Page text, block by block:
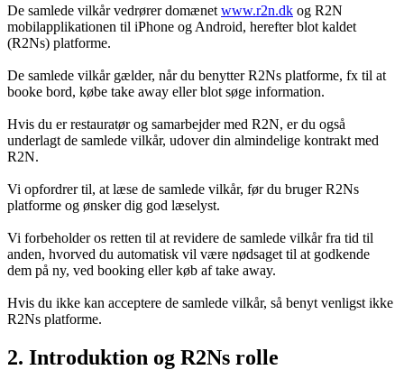
De samlede vilkår vedrører domænet www.r2n.dk og R2N
mobilapplikationen til iPhone og Android, herefter blot kaldet
(R2Ns) platforme.
De samlede vilkår gælder, når du benytter R2Ns platforme, fx til at
booke bord, købe take away eller blot søge information.
Hvis du er restauratør og samarbejder med R2N, er du også
underlagt de samlede vilkår, udover din almindelige kontrakt med
R2N.
Vi opfordrer til, at læse de samlede vilkår, før du bruger R2Ns
platforme og ønsker dig god læselyst.
Vi forbeholder os retten til at revidere de samlede vilkår fra tid til
anden, hvorved du automatisk vil være nødsaget til at godkende
dem på ny, ved booking eller køb af take away.
Hvis du ikke kan acceptere de samlede vilkår, så benyt venligst ikke
R2Ns platforme.
2. Introduktion og R2Ns rolle